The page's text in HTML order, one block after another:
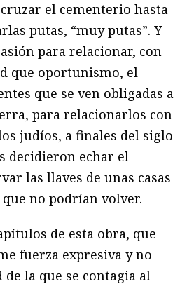
el cementerio hasta
putas, “muy putas”. Y
para relacionar, con
que oportunismo, el
que se ven obligadas a
para relacionarlos con
judíos, a finales del siglo
decidieron echar el
las llaves de unas casas
que no podrían volver.
de esta obra, que
fuerza expresiva y no
la que se contagia al